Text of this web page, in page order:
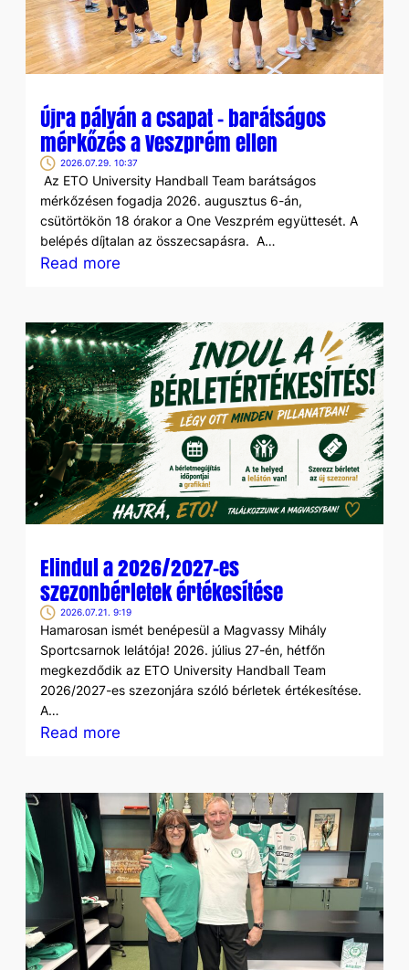
Újra pályán a csapat – barátságos
mérkőzés a Veszprém ellen
2026.07.29. 10:37
Az ETO University Handball Team barátságos
mérkőzésen fogadja 2026. augusztus 6-án,
csütörtökön 18 órakor a One Veszprém együttesét. A
belépés díjtalan az összecsapásra. A…
Read more
a
csapat
–
barátságos
mérkőzés
a
Veszprém
ellen
Elindul a 2026/2027-es
szezonbérletek értékesítése
2026.07.21. 9:19
Hamarosan ismét benépesül a Magvassy Mihály
Sportcsarnok lelátója! 2026. július 27-én, hétfőn
megkezdődik az ETO University Handball Team
2026/2027-es szezonjára szóló bérletek értékesítése.
A…
Read more
2026/2027-
es
szezonbérletek
értékesítése